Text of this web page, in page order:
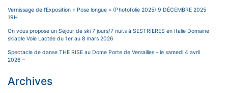
Vernissage de l’Exposition « Pose longue » (Photofolie 2025) 9 DÉCEMBRE 2025
19H
On vous propose un Séjour de ski 7 jours/7 nuits à SESTRIERES en Italie Domaine
skiable Voie Lactée du 1er au 8 mars 2026
Spectacle de danse THE RISE au Dome Porte de Versailles – le samedi 4 avril
2026 –
Archives